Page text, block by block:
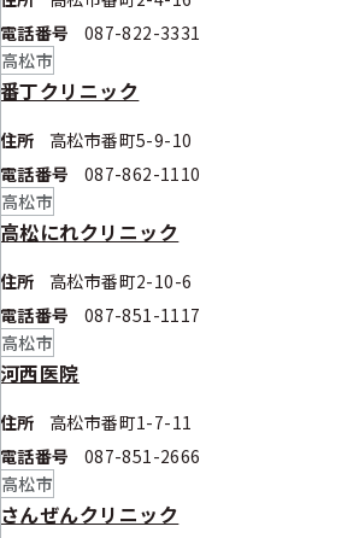
電話番号
087-822-3331
高松市
番丁クリニック
住所
高松市番町5-9-10
電話番号
087-862-1110
高松市
高松にれクリニック
住所
高松市番町2-10-6
電話番号
087-851-1117
高松市
河西医院
住所
高松市番町1-7-11
電話番号
087-851-2666
高松市
さんぜんクリニック